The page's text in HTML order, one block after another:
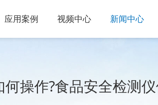
应用案例 视频中心 新闻中心
操作?食品安全检测